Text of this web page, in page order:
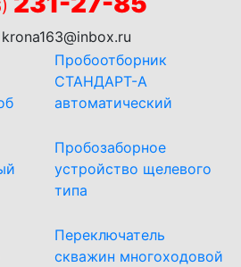
krona163@inbox.ru
Пробоотборник
СТАНДАРТ-А
автоматический
Пробозаборное
устройство щелевого
типа
Переключатель
скважин многоходовой